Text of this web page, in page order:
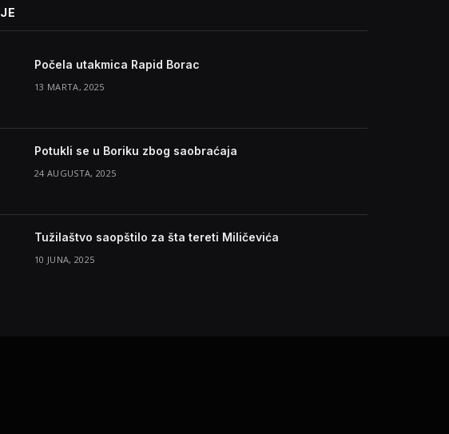
Počela utakmica Rapid Borac
13 MARTA, 2025
Potukli se u Boriku zbog saobraćaja
24 AUGUSTA, 2025
Tužilaštvo saopštilo za šta tereti Miličevića
10 JUNA, 2025